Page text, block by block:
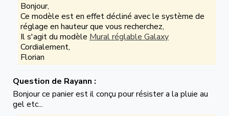
Bonjour,
Ce modèle est en effet décliné avec le système de
réglage en hauteur que vous recherchez,
Il s'agit du modèle Mural réglable Galaxy
Cordialement,
Florian
Question de Rayann :
Bonjour ce panier est il conçu pour résister a la pluie au
gel etc...